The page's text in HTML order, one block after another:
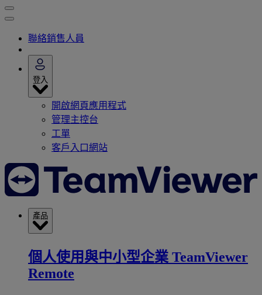
聯絡銷售人員
登入
開啟網頁應用程式
管理主控台
工單
客戶入口網站
產品
個人使用與中小型企業 TeamViewer
Remote